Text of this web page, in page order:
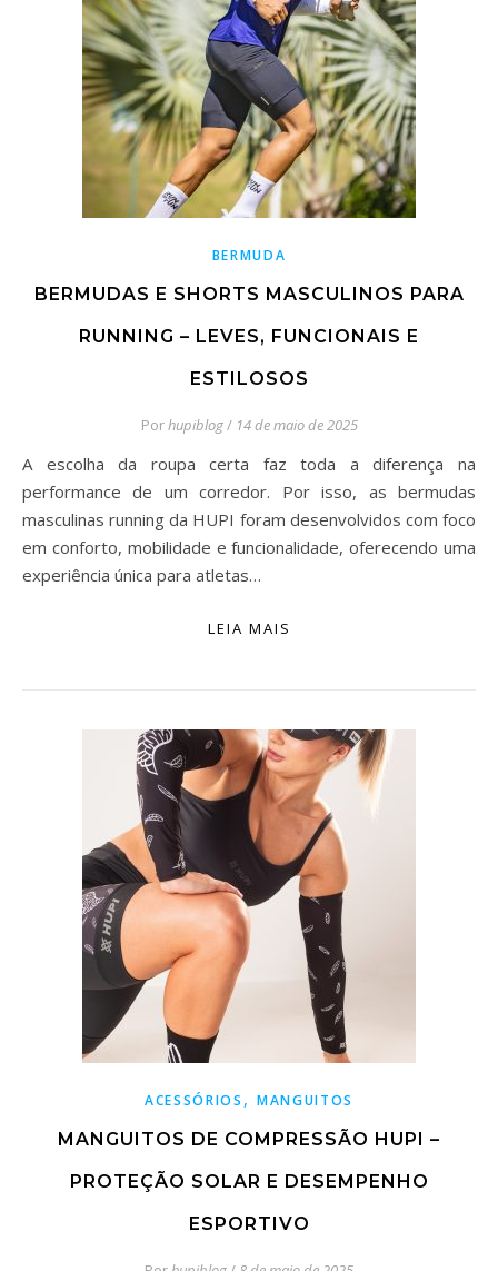
BERMUDA
BERMUDAS E SHORTS MASCULINOS PARA
RUNNING – LEVES, FUNCIONAIS E
ESTILOSOS
Porhupiblog/ 14 de maio de 2025
A escolha da roupa certa faz toda a diferença na
performance de um corredor. Por isso, as bermudas
masculinas running da HUPI foram desenvolvidos com foco
em conforto, mobilidade e funcionalidade, oferecendo uma
experiência única para atletas…
LEIA MAIS
ACESSÓRIOS , MANGUITOS
MANGUITOS DE COMPRESSÃO HUPI –
PROTEÇÃO SOLAR E DESEMPENHO
ESPORTIVO